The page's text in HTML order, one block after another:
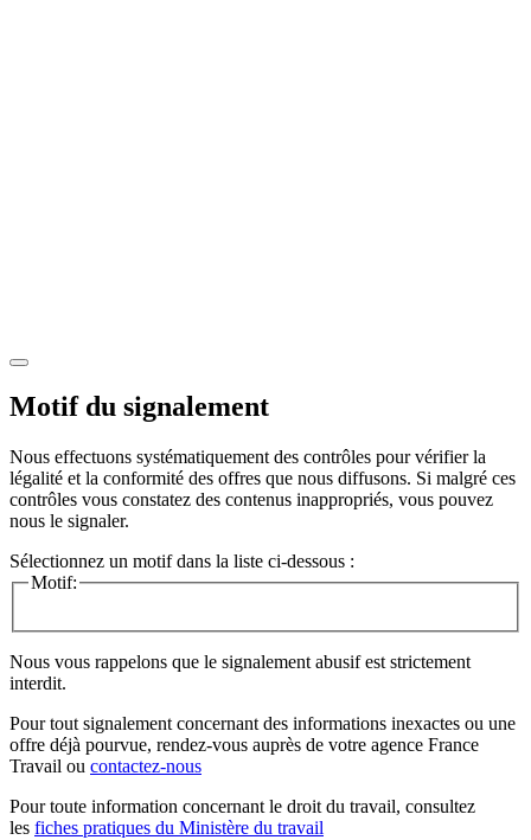
Motif du signalement
Nous effectuons systématiquement des contrôles pour vérifier la
légalité et la conformité des offres que nous diffusons. Si malgré ces
contrôles vous constatez des contenus inappropriés, vous pouvez
nous le signaler.
Sélectionnez un motif dans la liste ci-dessous :
Motif:
Nous vous rappelons que le signalement abusif est strictement
interdit.
Pour tout signalement concernant des informations inexactes ou une
offre déjà pourvue, rendez-vous auprès de votre agence France
Travail ou contactez-nous
Pour toute information concernant le droit du travail, consultez
les fiches pratiques du Ministère du travail